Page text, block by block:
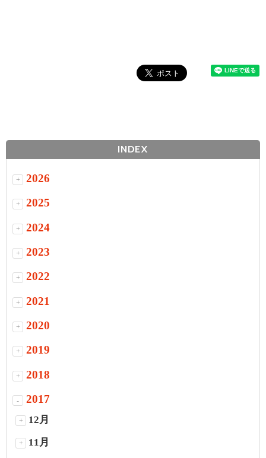
INDEX
+ 2026
+ 2025
+ 2024
+ 2023
+ 2022
+ 2021
+ 2020
+ 2019
+ 2018
- 2017
+ 12月
+ 11月